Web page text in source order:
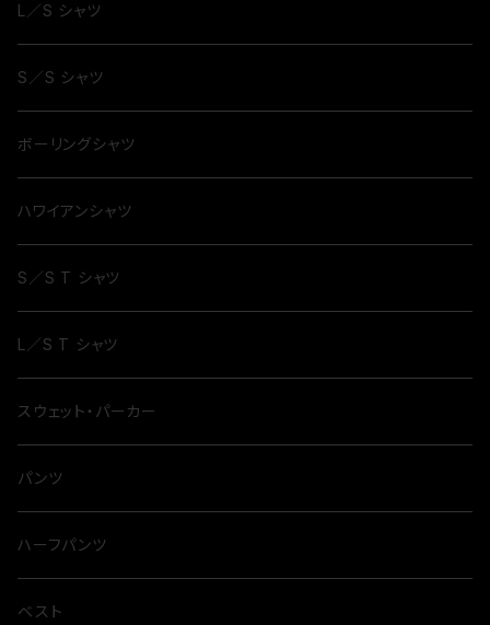
L／S シャツ
S／S シャツ
ボーリングシャツ
ハワイアンシャツ
S／S T シャツ
L／S T シャツ
スウェット・パーカー
パンツ
ハーフパンツ
ベスト